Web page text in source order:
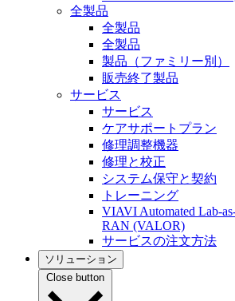
全製品
全製品
全製品
製品（ファミリー別）
販売終了製品
サービス
サービス
ケアサポートプラン
修理調整機器
修理と校正
システム保守と契約
トレーニング
VIAVI Automated Lab-
RAN (VALOR)
サービスの注文方法
ソリューション
Close button